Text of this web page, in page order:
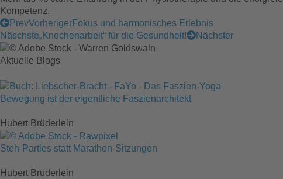
Kompetenz.
PrevVorherigerFokus und harmonisches Erlebnis
Näschste„Knochenarbeit“ für die Gesundheit! Nächster
Aktuelle Blogs
Bewegung ist der eigentliche Faszienarchitekt
Hubert Brüderlein
Steh-Parties statt Marathon-Sitzungen
Hubert Brüderlein